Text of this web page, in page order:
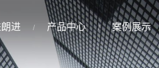
进 产品中心 案例展示